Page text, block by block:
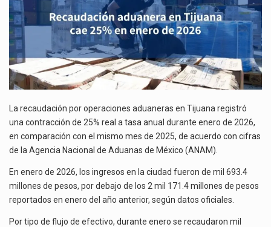
El superávit comercial de México con Estados Unidos alcanzó 102,581 millones de dólares (mdd) en…
2026
La recaudación por operaciones aduaneras en Tijuana registró
una contracción de 25% real a tasa anual durante enero de 2026,
en comparación con el mismo mes de 2025, de acuerdo con cifras
de la Agencia Nacional de Aduanas de México (ANAM).
En enero de 2026, los ingresos en la ciudad fueron de mil 693.4
millones de pesos, por debajo de los 2 mil 171.4 millones de pesos
reportados en enero del año anterior, según datos oficiales.
Por tipo de flujo de efectivo, durante enero se recaudaron mil